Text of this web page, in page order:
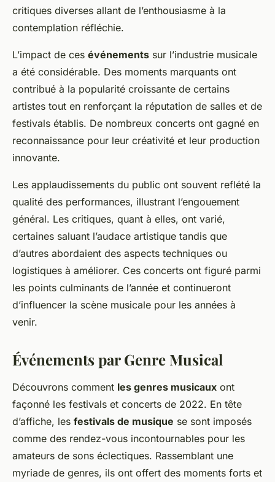
critiques diverses allant de l’enthousiasme à la
contemplation réfléchie.
L’impact de ces événements sur l’industrie musicale
a été considérable. Des moments marquants ont
contribué à la popularité croissante de certains
artistes tout en renforçant la réputation de salles et de
festivals établis. De nombreux concerts ont gagné en
reconnaissance pour leur créativité et leur production
innovante.
Les applaudissements du public ont souvent reflété la
qualité des performances, illustrant l’engouement
général. Les critiques, quant à elles, ont varié,
certaines saluant l’audace artistique tandis que
d’autres abordaient des aspects techniques ou
logistiques à améliorer. Ces concerts ont figuré parmi
les points culminants de l’année et continueront
d’influencer la scène musicale pour les années à
venir.
Événements par Genre Musical
Découvrons comment les genres musicaux ont
façonné les festivals et concerts de 2022. En tête
d’affiche, les festivals de musique se sont imposés
comme des rendez-vous incontournables pour les
amateurs de sons éclectiques. Rassemblant une
myriade de genres, ils ont offert des moments forts et